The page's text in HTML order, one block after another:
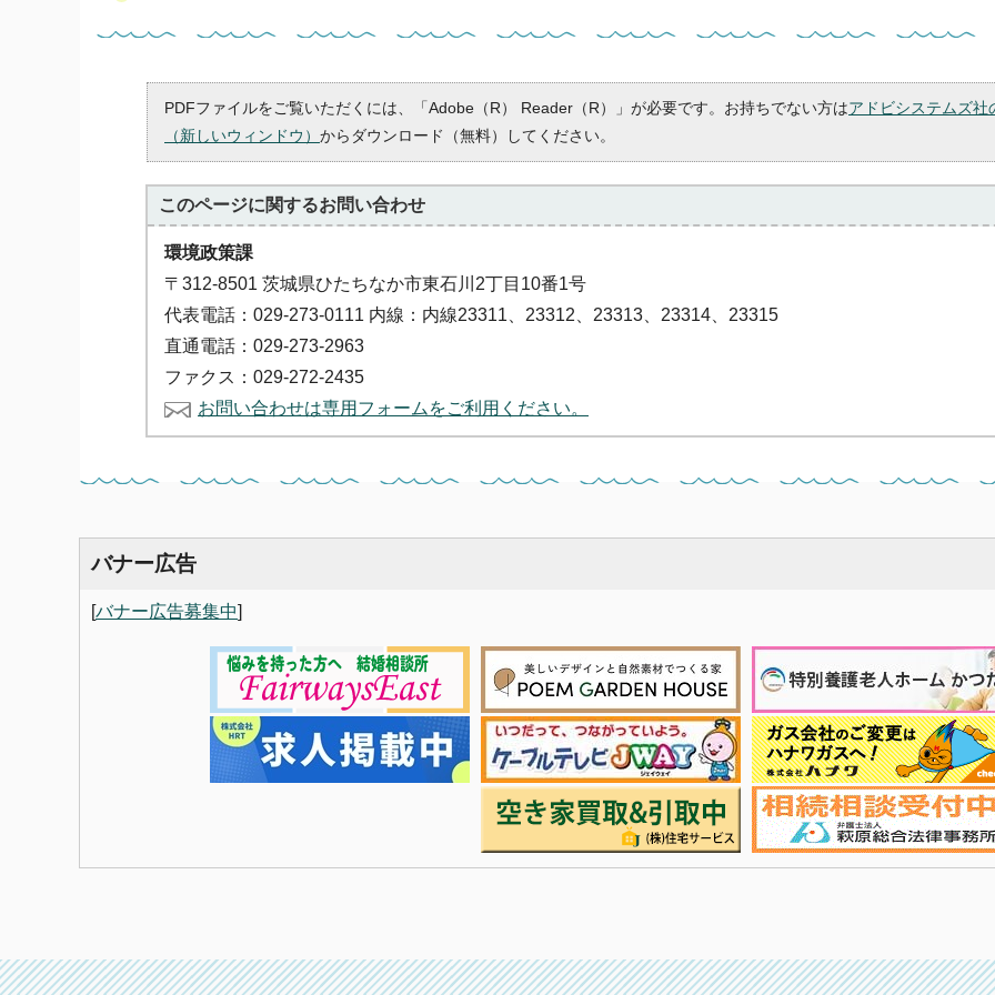
PDFファイルをご覧いただくには、「Adobe（R） Reader（R）」が必要です。お持ちでない方はアドビシステムズ社
（新しいウィンドウ） からダウンロード（無料）してください。
このページに関するお問い合わせ
環境政策課
〒312-8501 茨城県ひたちなか市東石川2丁目10番1号
代表電話：029-273-0111 内線：内線23311、23312、23313、23314、23315
直通電話：029-273-2963
ファクス：029-272-2435
お問い合わせは専用フォームをご利用ください。
バナー広告
[バナー広告募集中]